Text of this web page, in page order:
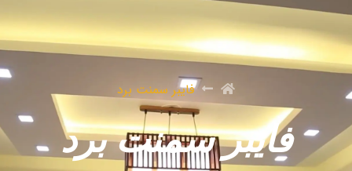
فایبر سمنت برد
فایبر سمنت برد